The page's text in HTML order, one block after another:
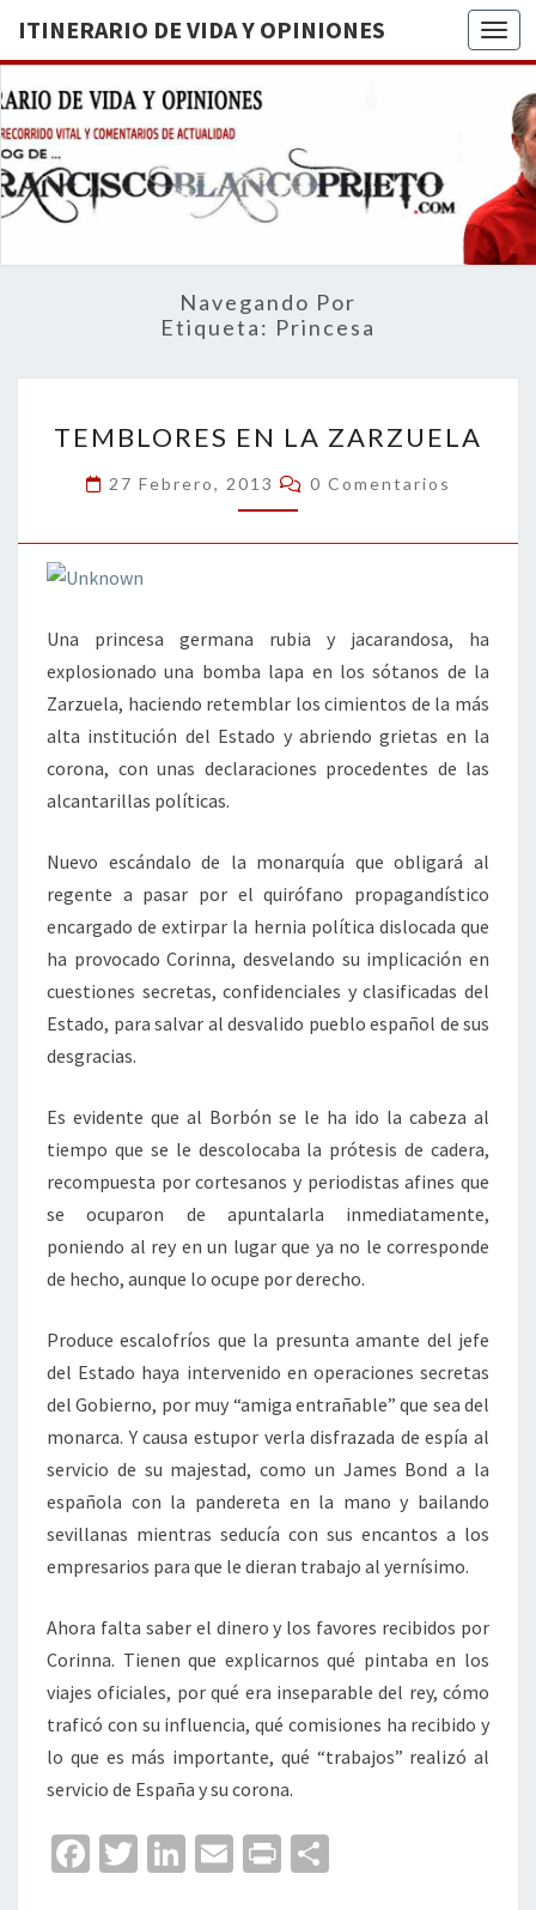
ITINERARIO DE VIDA Y OPINIONES
DE
BREVE
RECORRIDO
VITAL Y
ACTUALIDAD
Navegando Por
Etiqueta: Princesa
EN
LA
ZARZUELA
TEMBLORES EN LA ZARZUELA
27 Febrero, 2013 Comentarios
0 Comentarios
Una princesa germana rubia y jacarandosa, ha
explosionado una bomba lapa en los sótanos de la
Zarzuela, haciendo retemblar los cimientos de la más
alta institución del Estado y abriendo grietas en la
corona, con unas declaraciones procedentes de las
alcantarillas políticas.
Nuevo escándalo de la monarquía que obligará al
regente a pasar por el quirófano propagandístico
encargado de extirpar la hernia política dislocada que
ha provocado Corinna, desvelando su implicación en
cuestiones secretas, confidenciales y clasificadas del
Estado, para salvar al desvalido pueblo español de sus
desgracias.
Es evidente que al Borbón se le ha ido la cabeza al
tiempo que se le descolocaba la prótesis de cadera,
recompuesta por cortesanos y periodistas afines que
se ocuparon de apuntalarla inmediatamente,
poniendo al rey en un lugar que ya no le corresponde
de hecho, aunque lo ocupe por derecho.
Produce escalofríos que la presunta amante del jefe
del Estado haya intervenido en operaciones secretas
del Gobierno, por muy “amiga entrañable” que sea del
monarca. Y causa estupor verla disfrazada de espía al
servicio de su majestad, como un James Bond a la
española con la pandereta en la mano y bailando
sevillanas mientras seducía con sus encantos a los
empresarios para que le dieran trabajo al yernísimo.
Ahora falta saber el dinero y los favores recibidos por
Corinna. Tienen que explicarnos qué pintaba en los
viajes oficiales, por qué era inseparable del rey, cómo
traficó con su influencia, qué comisiones ha recibido y
lo que es más importante, qué “trabajos” realizó al
servicio de España y su corona.
Fa T
Li
E
Pr